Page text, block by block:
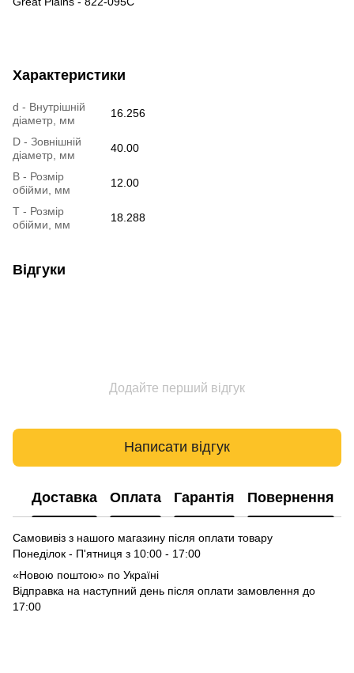
Характеристики
d - Внутрішній
діаметр, мм
16.256
D - Зовнішній
діаметр, мм
40.00
B - Розмір
обійми, мм
12.00
T - Розмір
обійми, мм
18.288
Відгуки
Додайте перший відгук
Написати відгук
Доставка Оплата Гарантія Повернення
Самовивіз з нашого магазину після оплати товару
Понеділок - П'ятниця з 10:00 - 17:00
«Новою поштою» по Україні
Відправка на наступний день після оплати замовлення до
17:00